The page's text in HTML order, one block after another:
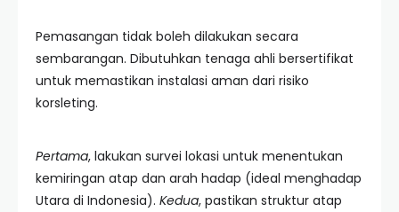
Pemasangan tidak boleh dilakukan secara
sembarangan. Dibutuhkan tenaga ahli bersertifikat
untuk memastikan instalasi aman dari risiko
korsleting.
Pertama, lakukan survei lokasi untuk menentukan
kemiringan atap dan arah hadap (ideal menghadap
Utara di Indonesia). Kedua, pastikan struktur atap